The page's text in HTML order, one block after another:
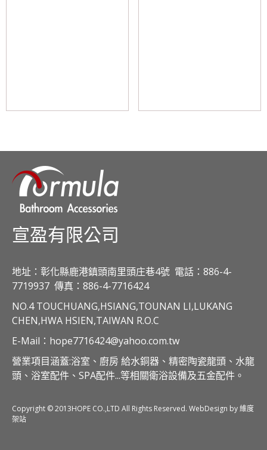
宣盈有限公司
地址：彰化縣鹿港鎮頭南里頭庄巷4號 電話：886-4-
7719937 傳真：886-4-7716424
NO.4 TOUCHUANG,HSIANG,TOUNAN LI,LUKANG
CHEN,HWA HSIEN,TAIWAN R.O.C
E-Mail：hope7716424@yahoo.com.tw
營業項目涵蓋:浴室、廚房 給水銅器、精密陶瓷龍頭、水龍
頭、浴室配件、SPA配件...等相關衛浴設備及五金配件。
Copyright © 2013HOPE CO.,LTD All Rights Reserved. WebDesign by 維度
架站